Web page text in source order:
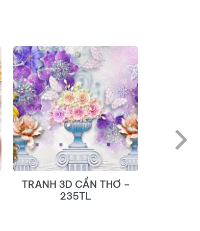
TRANH 3D CẦN THƠ –
235TL